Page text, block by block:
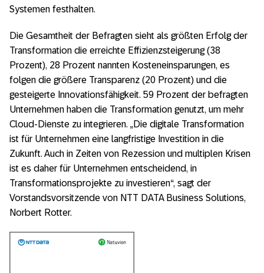
Systemen festhalten.
Die Gesamtheit der Befragten sieht als größten Erfolg der
Transformation die erreichte Effizienzsteigerung (38
Prozent), 28 Prozent nannten Kosteneinsparungen, es
folgen die größere Transparenz (20 Prozent) und die
gesteigerte Innovationsfähigkeit. 59 Prozent der befragten
Unternehmen haben die Transformation genutzt, um mehr
Cloud-Dienste zu integrieren. „Die digitale Transformation
ist für Unternehmen eine langfristige Investition in die
Zukunft. Auch in Zeiten von Rezession und multiplen Krisen
ist es daher für Unternehmen entscheidend, in
Transformationsprojekte zu investieren“, sagt der
Vorstandsvorsitzende von NTT DATA Business Solutions,
Norbert Rotter.